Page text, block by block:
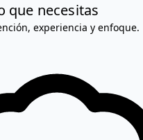
que necesitas
experiencia y enfoque.